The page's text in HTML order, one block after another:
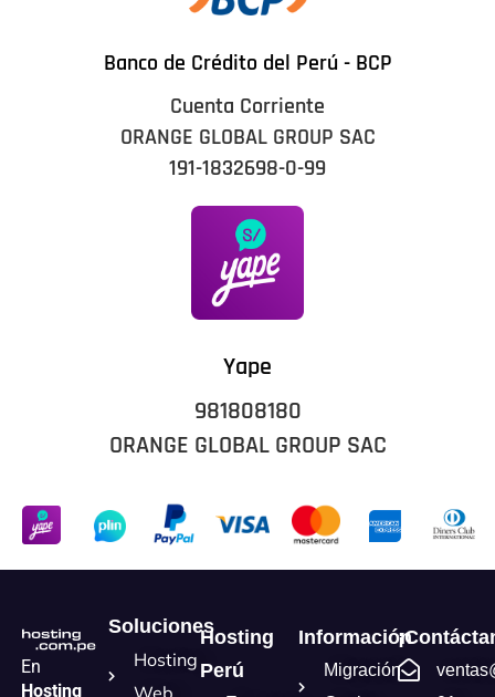
Banco de Crédito del Perú - BCP
Cuenta Corriente
ORANGE GLOBAL GROUP SAC
191-1832698-0-99
Yape
981808180
ORANGE GLOBAL GROUP SAC
En
Hosting
Soluciones
Hosting
Web
Hosting
Perú
Información
Migración